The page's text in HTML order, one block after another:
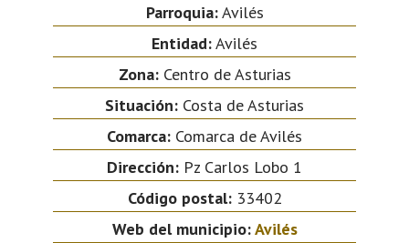
Parroquia:Avilés
Entidad:Avilés
Zona:Centro de Asturias
Situación: Costa de Asturias
Comarca: Comarca de Avilés
Dirección: Pz Carlos Lobo 1
Código postal:33402
Web del municipio:Avilés